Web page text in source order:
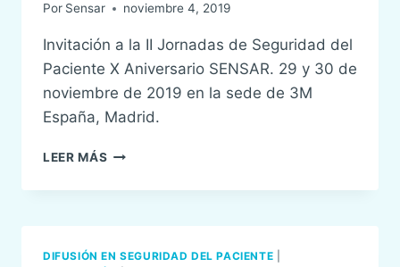
Por Sensar noviembre 4, 2019
Invitación a la II Jornadas de Seguridad del
Paciente X Aniversario SENSAR. 29 y 30 de
noviembre de 2019 en la sede de 3M
España, Madrid.
LEER MÁS II
DE
DIFUSIÓN EN SEGURIDAD DEL PACIENTE